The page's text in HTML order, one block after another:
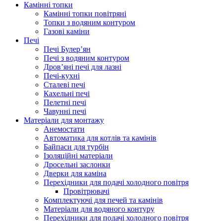
Камінні топки
Камінні топки повітряні
Топки з водяним контуром
Газові каміни
Печі
Печі Булер’ян
Печі з водяним контуром
Дров’яні печі для лазні
Печі-кухні
Сталеві печі
Кахельні печі
Пелетні печі
Чавунні печі
Матеріали для монтажу
Анемостати
Автоматика для котлів та камінів
Байпаси для турбін
Ізоляційні матеріали
Дросельні заслонки
Дверки для каміна
Перехідники для подачі холодного повітря
Провітрювачі
Комплектуючі для печей та камінів
Матеріали для водяного контуру
Перехідники для подачі холодного повітря